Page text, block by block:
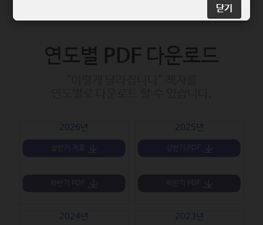
연도별 PDF 다운로드
2026년 2025년
2024년 2023년
닫기
닫기